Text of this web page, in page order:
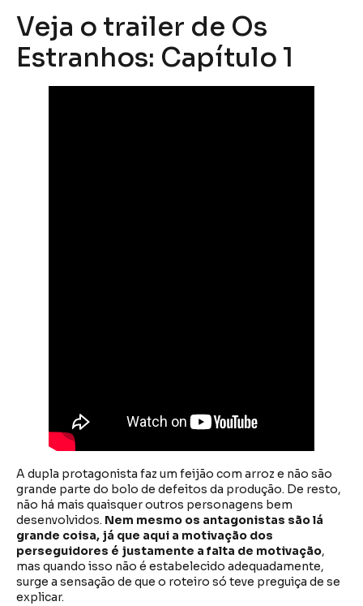
Veja o trailer de Os
Estranhos: Capítulo 1
A dupla protagonista faz um feijão com arroz e não são
grande parte do bolo de defeitos da produção. De resto,
não há mais quaisquer outros personagens bem
desenvolvidos. Nem mesmo os antagonistas são lá
grande coisa, já que aqui a motivação dos
perseguidores é justamente a falta de motivação,
mas quando isso não é estabelecido adequadamente,
surge a sensação de que o roteiro só teve preguiça de se
explicar.